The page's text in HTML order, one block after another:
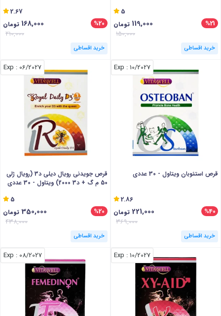
5
%21
119,000 تومان
150,000
خرید اقساطی
2.67
%20
168,000 تومان
210,000
خرید اقساطی
10/2027
: Exp
قرص استئوبان ویتاول - 30 عددی
2.86
%40
221,000 تومان
369,000
خرید اقساطی
06/2027
: Exp
قرص جویدنی رویال دیلی د3 (رویال ژلی
50 م گ + د3 2000) ویتاول - 30 عددی
5
%20
350,000 تومان
438,000
خرید اقساطی
10/2027
: Exp
08/2027
: Exp